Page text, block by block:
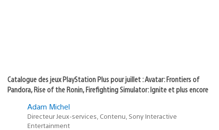
Catalogue des jeux PlayStation Plus pour juillet : Avatar: Frontiers of
Pandora, Rise of the Ronin, Firefighting Simulator: Ignite et plus encore
Adam Michel
Directeur Jeux-services, Contenu, Sony Interactive
Entertainment